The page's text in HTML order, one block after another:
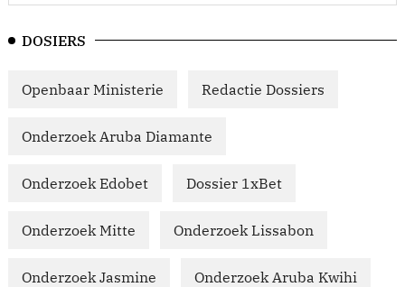
DOSIERS
Openbaar Ministerie Redactie Dossiers
Onderzoek Aruba Diamante
Onderzoek Edobet Dossier 1xBet
Onderzoek Mitte Onderzoek Lissabon
Onderzoek Jasmine Onderzoek Aruba Kwihi